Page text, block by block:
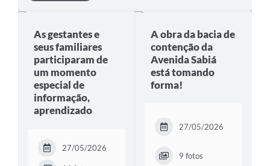
As gestantes e
seus familiares
participaram de
um momento
especial de
informação,
aprendizado
27/05/2026
A obra da bacia de
contenção da
Avenida Sabiá
está tomando
forma!
27/05/2026
9 fotos